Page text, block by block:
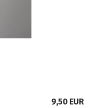
9,50 EUR